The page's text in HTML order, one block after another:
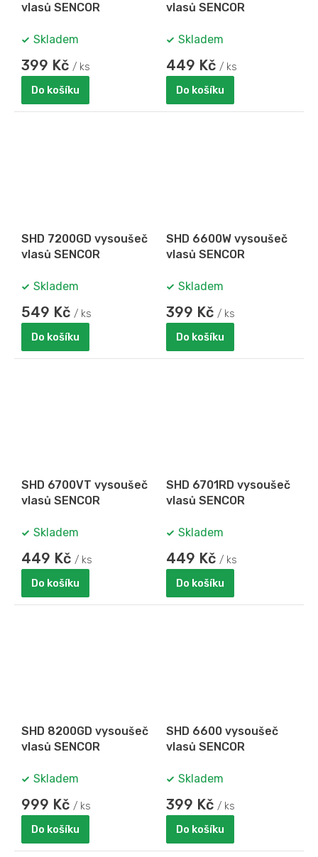
vlasů SENCOR
Skladem
399 Kč / ks
Do košíku
vlasů SENCOR
Skladem
449 Kč / ks
Do košíku
SHD 7200GD vysoušeč
vlasů SENCOR
Skladem
549 Kč / ks
Do košíku
SHD 6600W vysoušeč
vlasů SENCOR
Skladem
399 Kč / ks
Do košíku
SHD 6700VT vysoušeč
vlasů SENCOR
Skladem
449 Kč / ks
Do košíku
SHD 6701RD vysoušeč
vlasů SENCOR
Skladem
449 Kč / ks
Do košíku
SHD 8200GD vysoušeč
vlasů SENCOR
Skladem
999 Kč / ks
Do košíku
SHD 6600 vysoušeč
vlasů SENCOR
Skladem
399 Kč / ks
Do košíku